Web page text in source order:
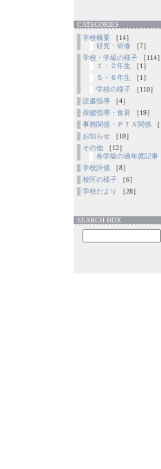
CATEGORIES
学校概要 ［14］
研究・研修 ［7］
学校・学級の様子 ［114］
１・２年生 ［1］
５・６年生 ［1］
学校の様子 ［110］
読書指導 ［4］
保健指導・食育 ［19］
事務関係・ＰＴＡ関係 ［
お知らせ ［10］
その他 ［12］
各学級の過年度記事
学校評価 ［8］
校区の様子 ［6］
学校だより
［28］
SEARCH BOX